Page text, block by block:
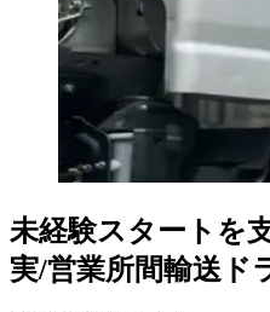
未経験スタートを
実/営業所間輸送ド